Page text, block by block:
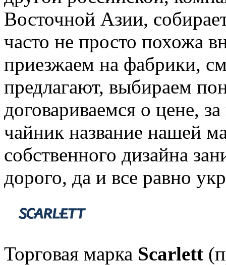
Восточной Азии,
часто не просто похожа
приезжаем на фабрики,
предлагают, выбираем
договариваемся о цене,
чайник название нашей
собственного дизайна
дорого, да и все равно
Торговая марка Scarlett